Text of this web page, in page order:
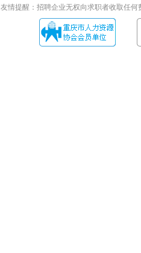
友情提醒：招聘企业无权向求职者收取任